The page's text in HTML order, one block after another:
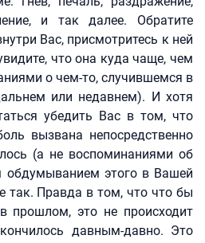
и так далее. Обратите
Вас, присмотритесь к ней
что она куда чаще, чем
о чем-то, случившемся в
или недавнем). И хотя
убедить Вас в том, что
вызвана непосредственно
(а не воспоминаниями об
обдумыванием этого в Вашей
так. Правда в том, что что бы
прошлом, это не происходит
давным-давно. Это